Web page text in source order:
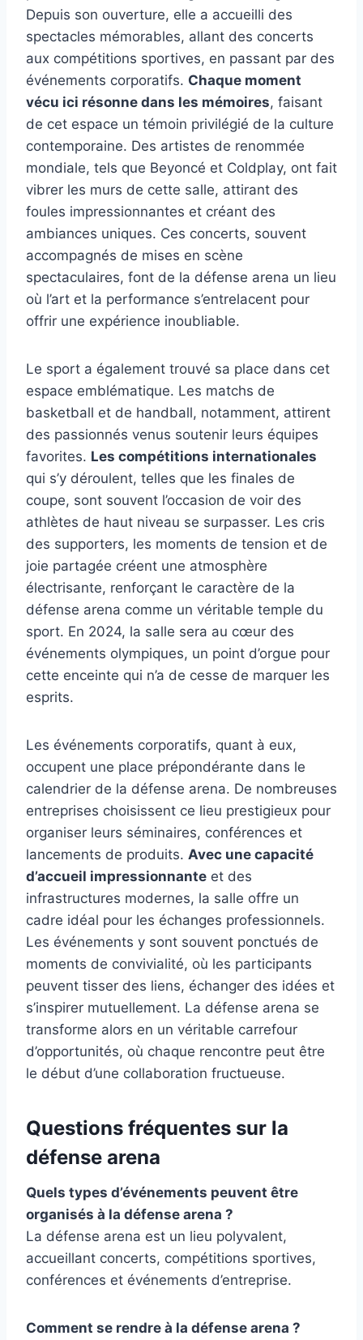
Depuis son ouverture, elle a accueilli des
spectacles mémorables, allant des concerts
aux compétitions sportives, en passant par des
événements corporatifs. Chaque moment
vécu ici résonne dans les mémoires, faisant
de cet espace un témoin privilégié de la culture
contemporaine. Des artistes de renommée
mondiale, tels que Beyoncé et Coldplay, ont fait
vibrer les murs de cette salle, attirant des
foules impressionnantes et créant des
ambiances uniques. Ces concerts, souvent
accompagnés de mises en scène
spectaculaires, font de la défense arena un lieu
où l’art et la performance s’entrelacent pour
offrir une expérience inoubliable.
Le sport a également trouvé sa place dans cet
espace emblématique. Les matchs de
basketball et de handball, notamment, attirent
des passionnés venus soutenir leurs équipes
favorites. Les compétitions internationales
qui s’y déroulent, telles que les finales de
coupe, sont souvent l’occasion de voir des
athlètes de haut niveau se surpasser. Les cris
des supporters, les moments de tension et de
joie partagée créent une atmosphère
électrisante, renforçant le caractère de la
défense arena comme un véritable temple du
sport. En 2024, la salle sera au cœur des
événements olympiques, un point d’orgue pour
cette enceinte qui n’a de cesse de marquer les
esprits.
Les événements corporatifs, quant à eux,
occupent une place prépondérante dans le
calendrier de la défense arena. De nombreuses
entreprises choisissent ce lieu prestigieux pour
organiser leurs séminaires, conférences et
lancements de produits. Avec une capacité
d’accueil impressionnante et des
infrastructures modernes, la salle offre un
cadre idéal pour les échanges professionnels.
Les événements y sont souvent ponctués de
moments de convivialité, où les participants
peuvent tisser des liens, échanger des idées et
s’inspirer mutuellement. La défense arena se
transforme alors en un véritable carrefour
d’opportunités, où chaque rencontre peut être
le début d’une collaboration fructueuse.
Questions fréquentes sur la
défense arena
Quels types d’événements peuvent être
organisés à la défense arena ?
La défense arena est un lieu polyvalent,
accueillant concerts, compétitions sportives,
conférences et événements d’entreprise.
Comment se rendre à la défense arena ?